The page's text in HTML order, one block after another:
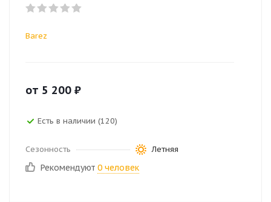
Barez
от 5 200 ₽
Есть в наличии (120)
Сезонность Летняя
Рекомендуют 0 человек